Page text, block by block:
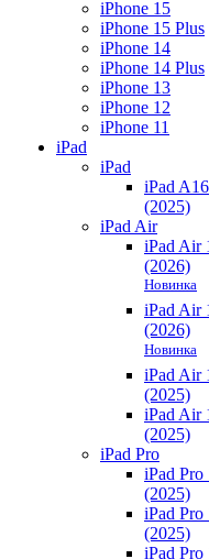
iPhone 15
iPhone 15 Plus
iPhone 14
iPhone 14 Plus
iPhone 13
iPhone 12
iPhone 11
iPad
iPad
iPad A16
(2025)
iPad Air
iPad Air
(2026)
Новинка
iPad Air
(2026)
Новинка
iPad Air
(2025)
iPad Air
(2025)
iPad Pro
iPad Pro
(2025)
iPad Pro
(2025)
iPad Pro